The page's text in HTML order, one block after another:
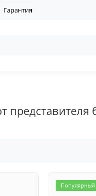
Гарантия
Популярный